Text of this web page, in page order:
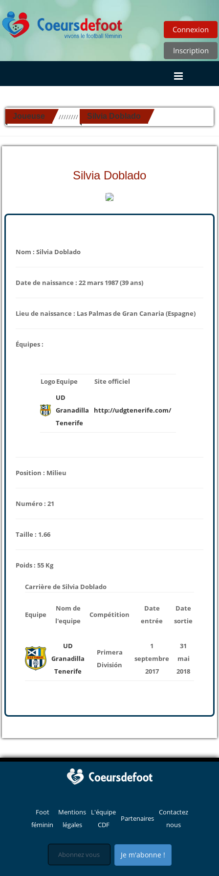
Connexion
Inscription
Joueuse ////////// Silvia Doblado
Silvia Doblado
Nom : Silvia Doblado
Date de naissance : 22 mars 1987 (39 ans)
Lieu de naissance : Las Palmas de Gran Canaria (Espagne)
Équipes :
LogoEquipe
Site officiel
UD
Granadilla
Tenerife
http://udgtenerife.com/
Position : Milieu
Numéro : 21
Taille : 1.66
Poids : 55 Kg
Carrière de Silvia Doblado
Equipe
Nom de
l'equipe
Compétition
Date
entrée
Date
sortie
UD
Granadilla
Tenerife
Primera
División
1
septembre
2017
31
mai
2018
Foot
féminin
Mentions
légales
L'équipe
CDF
Partenaires
Contactez
nous
Je m'abonne !